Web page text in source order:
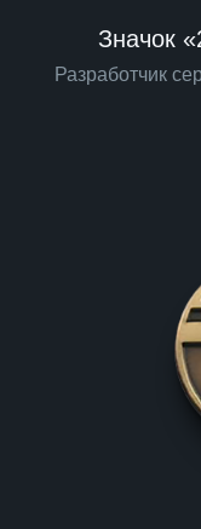
Значок
Разработчик